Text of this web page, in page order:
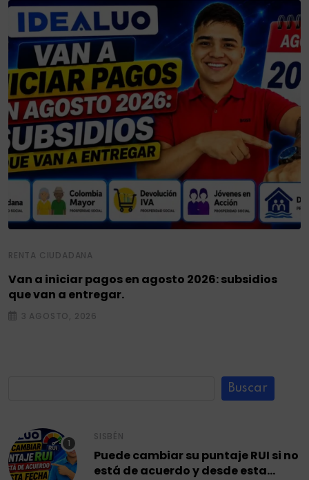
RENTA CIUDADANA
Van a iniciar pagos en agosto 2026: subsidios
que van a entregar.
3 AGOSTO, 2026
Buscar
SISBÉN
Puede cambiar su puntaje RUI si no
está de acuerdo y desde esta